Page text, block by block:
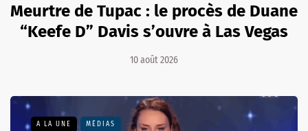
Meurtre de Tupac : le procès de Duane
“Keefe D” Davis s’ouvre à Las Vegas
10 août 2026
A LA UNE MÉDIAS